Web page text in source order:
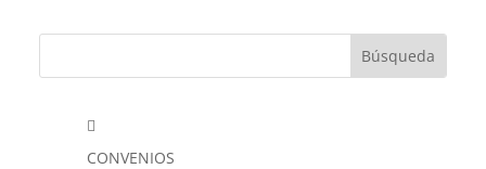

CONVENIOS